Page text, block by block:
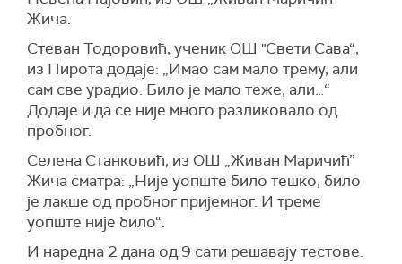
Жича.
Стеван Тодоровић, ученик ОШ "Свети Сава“,
из Пирота додаје: „Имао сам мало трему, али
сам све урадио. Било је мало теже, али…“
Додаје и да се није много разликовало од
пробног.
Селена Станковић, из ОШ „Живан Маричић”
Жича сматра: „Није уопште било тешко, било
је лакше од пробног пријемног. И треме
уопште није било“.
И наредна 2 дана од 9 сати решавају тестове.